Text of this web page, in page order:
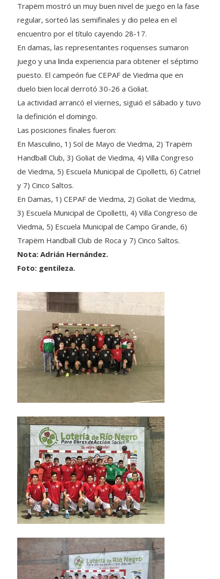
Trapëm mostró un muy buen nivel de juego en la fase
regular, sorteó las semifinales y dio pelea en el
encuentro por el título cayendo 28-17.
En damas, las representantes roquenses sumaron
juego y una linda experiencia para obtener el séptimo
puesto. El campeón fue CEPAF de Viedma que en
duelo bien local derrotó 30-26 a Goliat.
La actividad arrancó el viernes, siguió el sábado y tuvo
la definición el domingo.
Las posiciones finales fueron:
En Masculino, 1) Sol de Mayo de Viedma, 2) Trapëm
Handball Club, 3) Goliat de Viedma, 4) Villa Congreso
de Viedma, 5) Escuela Municipal de Cipolletti, 6) Catriel
y 7) Cinco Saltos.
En Damas, 1) CEPAF de Viedma, 2) Goliat de Viedma,
3) Escuela Municipal de Cipolletti, 4) Villa Congreso de
Viedma, 5) Escuela Municipal de Campo Grande, 6)
Trapëm Handball Club de Roca y 7) Cinco Saltos.
Nota: Adrián Hernández.
Foto: gentileza.